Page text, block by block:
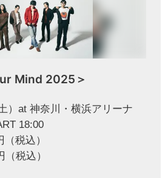
Mind 2025＞
）at 神奈川・横浜アリーナ
18:00
税込）
税込）